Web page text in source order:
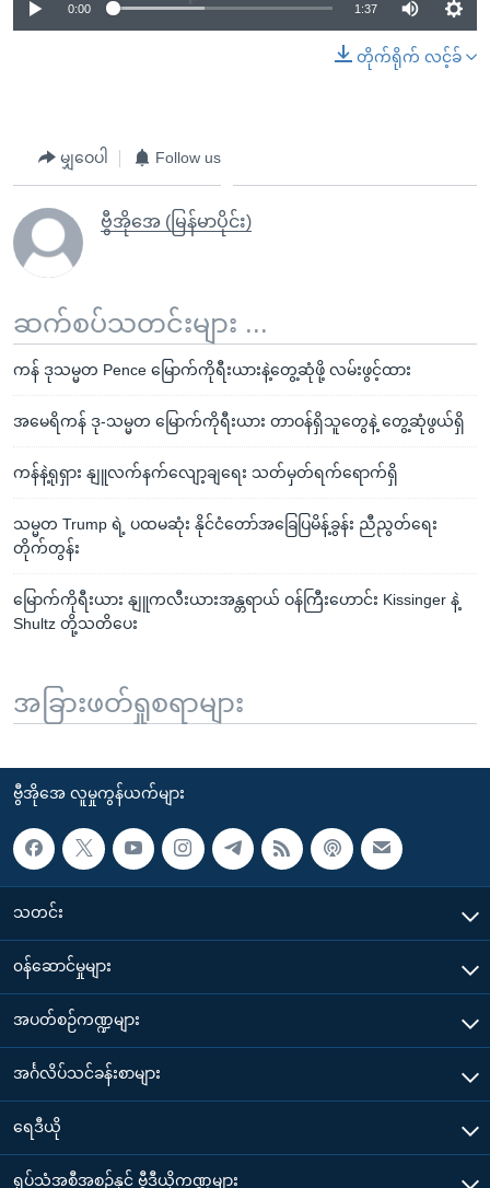
0:00 1:37
တိုက်ရိုက် လင့်ခ်
မျှဝေပါ Follow us
ဗွီအိုအေ (မြန်မာပိုင်း)
ဆက်စပ်သတင်းများ ...
ကန် ဒုသမ္မတ Pence မြောက်ကိုရီးယားနဲ့တွေ့ဆုံဖို့ လမ်းဖွင့်ထား
အမေရိကန် ဒု-သမ္မတ မြောက်ကိုရီးယား တာဝန်ရှိသူတွေနဲ့ တွေ့ဆုံဖွယ်ရှိ
ကန်နဲ့ရုရှား နျူလက်နက်လျော့ချရေး သတ်မှတ်ရက်ရောက်ရှိ
သမ္မတ Trump ရဲ့ ပထမဆုံး နိုင်ငံတော်အခြေပြမိန့်ခွန်း ညီညွတ်ရေး
တိုက်တွန်း
မြောက်ကိုရီးယား နျူကလီးယားအန္တရာယ် ဝန်ကြီးဟောင်း Kissinger နဲ့
Shultz တို့သတိပေး
အခြားဖတ်ရှုစရာများ
ဗွီအိုအေ လူမှုကွန်ယက်များ
သတင်း
၀န်ဆောင်မှုများ
အပတ်စဉ်ကဏ္ဍများ
အင်္ဂလိပ်သင်ခန်းစာများ
ရေဒီယို
ရုပ်သံအစီအစဉ်နှင့် ဗွီဒီယိုကဏ္ဍများ